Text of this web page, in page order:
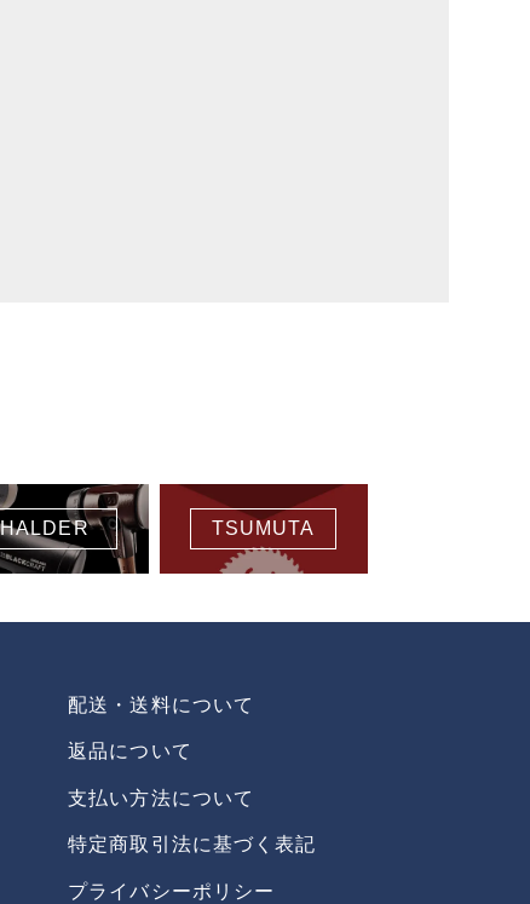
HALDER TSUMUTA
配送・送料について
返品について
支払い方法について
特定商取引法に基づく表記
プライバシーポリシー